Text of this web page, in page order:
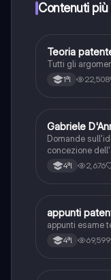
Contenuti più
Altro
Teoria
Tutti gli
1ªl 22,508
GItaliano
Gabriele
Domande
concezione
D'Annunzio.
4ªl 2,676
Altro
appunti
appunti esame
4ªl 69,599